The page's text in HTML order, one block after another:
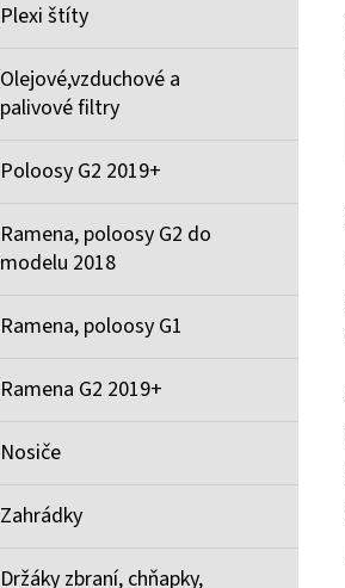
Plexi štíty
Olejové,vzduchové a
palivové filtry
Poloosy G2 2019+
Ramena, poloosy G2 do
modelu 2018
Ramena, poloosy G1
Ramena G2 2019+
Nosiče
Zahrádky
Držáky zbraní, chňapky,